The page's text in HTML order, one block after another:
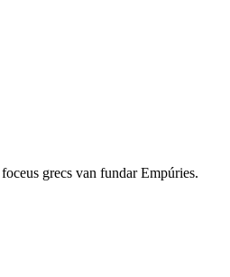
grecs van fundar Empúries.